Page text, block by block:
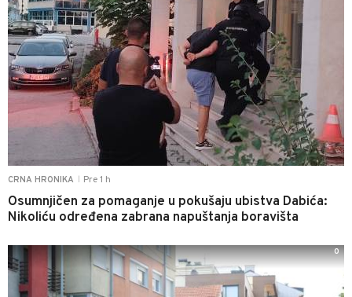
CRNA HRONIKA Pre 1 h
Osumnjičen za pomaganje u pokušaju ubistva Dabića:
Nikoliću određena zabrana napuštanja boravišta
0